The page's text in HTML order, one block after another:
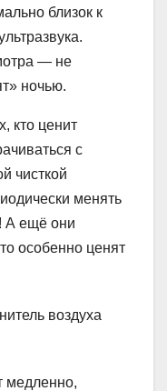
близок к
— не
ночью.
кто ценит
с
чисткой
менять
А ещё они
особенно ценят
воздуха
медленно,